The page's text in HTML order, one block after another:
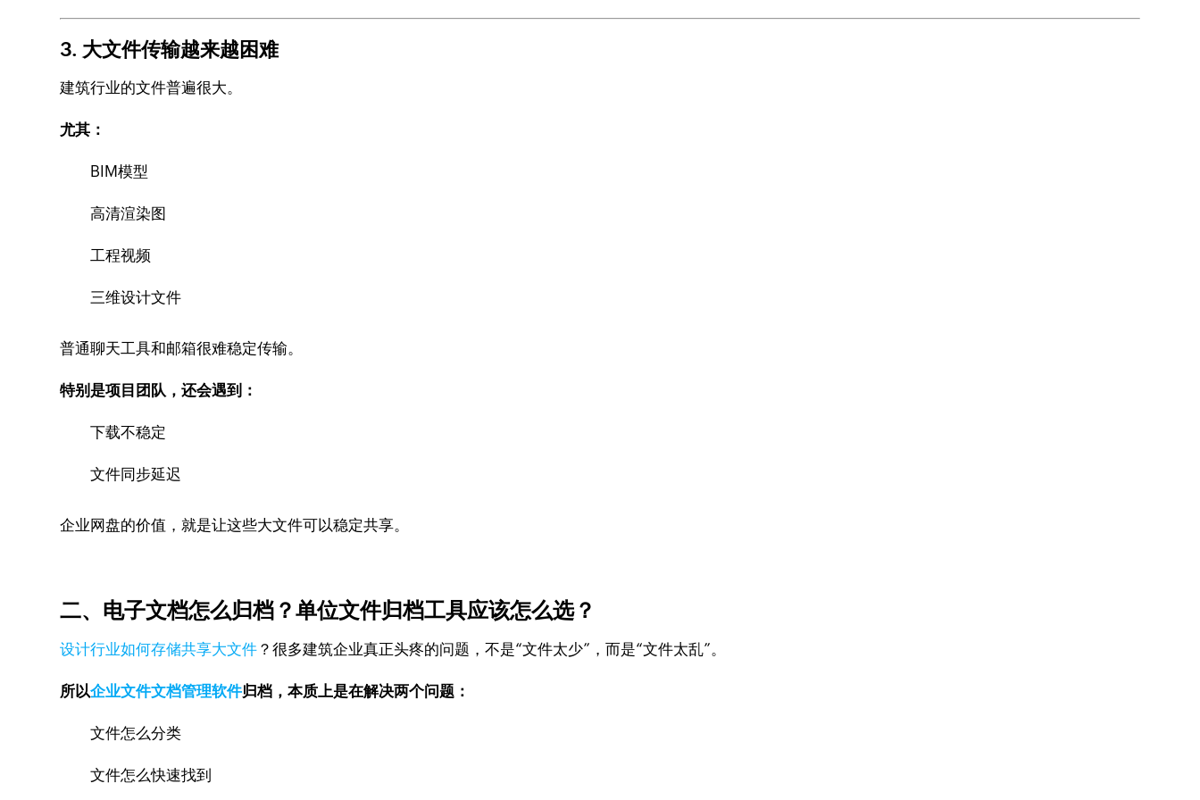
3. 大文件传输越来越困难
建筑行业的文件普遍很大。
尤其：
BIM模型
高清渲染图
工程视频
三维设计文件
普通聊天工具和邮箱很难稳定传输。
特别是项目团队，还会遇到：
下载不稳定
文件同步延迟
企业网盘的价值，就是让这些大文件可以稳定共享。
二、电子文档怎么归档？单位文件归档工具应该怎么选？
设计行业如何存储共享大文件 ？很多建筑企业真正头疼的问题，不是“文件太少”，而是“文件太乱”。
所以企业文件文档管理软件归档，本质上是在解决两个问题：
文件怎么分类
文件怎么快速找到